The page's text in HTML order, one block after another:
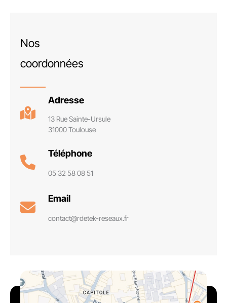
Nos
coordonnées
Adresse
13 Rue Sainte-Ursule
31000 Toulouse
Téléphone
05 32 58 08 51
Email
contact@rdetek-reseaux.fr